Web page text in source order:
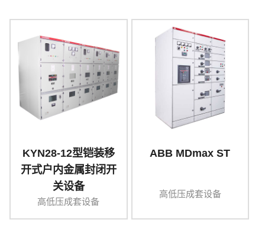
KYN28-12型铠装移
开式户内金属封闭开
关设备
高低压成套设备
ABB MDmax ST
高低压成套设备